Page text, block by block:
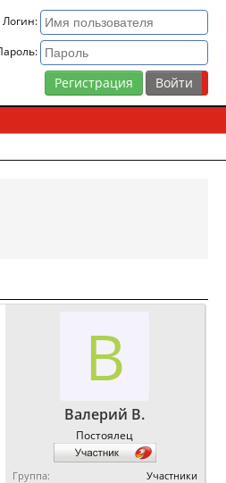
Логин:
Регистрация
В
Валерий В.
Постоялец
Группа:
Участники